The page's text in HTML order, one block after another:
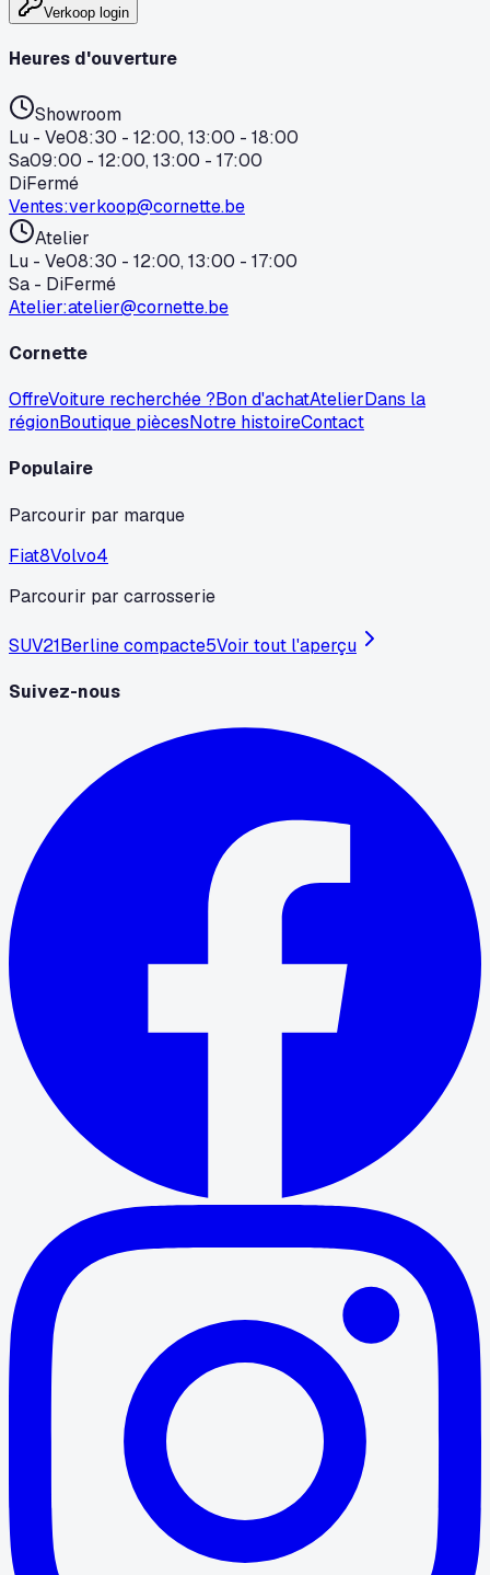
Verkoop login
Heures d'ouverture
Showroom
Lu - Ve08:30 - 12:00, 13:00 - 18:00
Sa09:00 - 12:00, 13:00 - 17:00
DiFermé
Ventes:verkoop@cornette.be
Atelier
Lu - Ve08:30 - 12:00, 13:00 - 17:00
Sa - DiFermé
Atelier:atelier@cornette.be
Cornette
OffreVoiture recherchée ?Bon d'achatAtelierDans la
régionBoutique piècesNotre histoireContact
Populaire
Parcourir par marque
Fiat8Volvo4
Parcourir par carrosserie
SUV21Berline compacte5Voir tout l'aperçu
Suivez-nous